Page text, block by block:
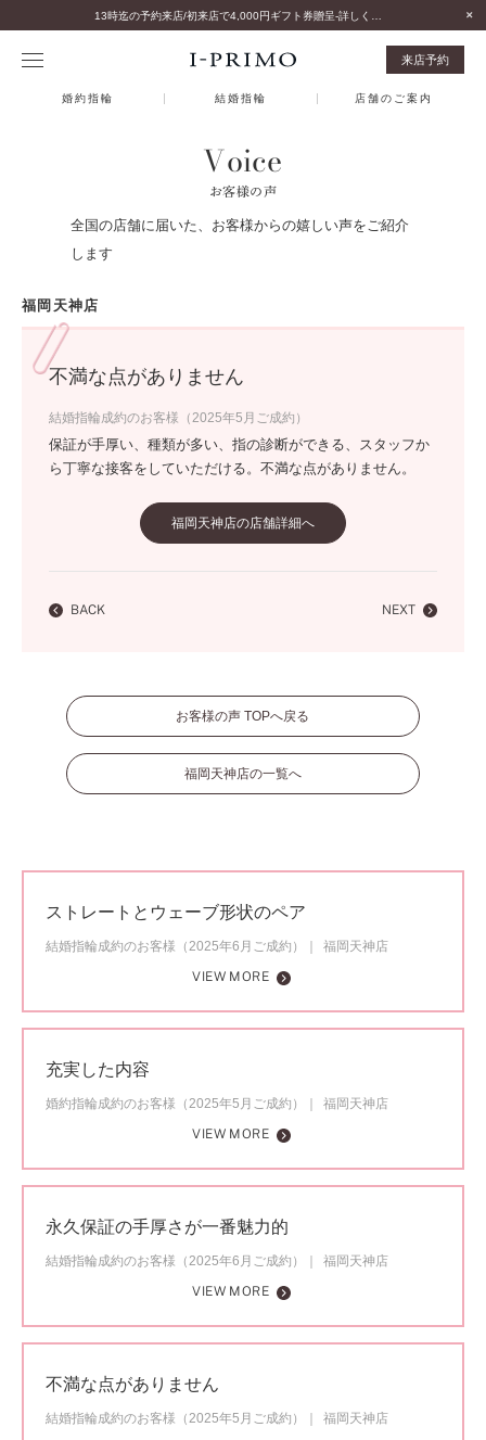
来店予約
婚約指輪 結婚指輪 店舗のご案内
Voice
お客様の声
全国の店舗に届いた、お客様からの嬉しい声をご紹介
します
福岡天神店
不満な点がありません
結婚指輪成約のお客様（2025年5月ご成約）
保証が手厚い、種類が多い、指の診断ができる、スタッフか
ら丁寧な接客をしていただける。不満な点がありません。
福岡天神店の店舗詳細へ
BACK NEXT
お客様の声 TOPへ戻る
福岡天神店の一覧へ
ストレートとウェーブ形状のペア
結婚指輪成約のお客様（2025年6月ご成約）
福岡天神店
VIEW MORE
充実した内容
婚約指輪成約のお客様（2025年5月ご成約）
福岡天神店
VIEW MORE
永久保証の手厚さが一番魅力的
結婚指輪成約のお客様（2025年6月ご成約）
福岡天神店
VIEW MORE
不満な点がありません
結婚指輪成約のお客様（2025年5月ご成約）
福岡天神店